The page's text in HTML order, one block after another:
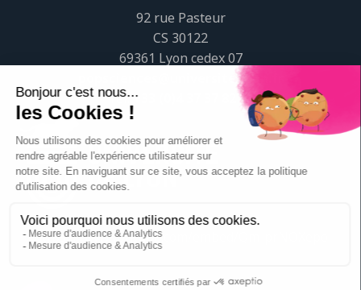
92 rue Pasteur
CS 30122
69361 Lyon cedex 07
popsciences@universite-lyon.fr
Tél.+33 (0)4 37 37 82 01
https://www.youtube.com/embed/Qm-prNOXepo